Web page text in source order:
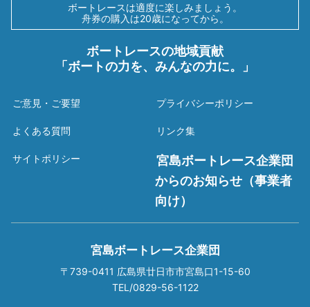
ボートレースは適度に楽しみましょう。
舟券の購入は20歳になってから。
ボートレースの地域貢献
「ボートの力を、みんなの力に。」
ご意見・ご要望
よくある質問
サイトポリシー
プライバシーポリシー
リンク集
宮島ボートレース企業団
からのお知らせ（事業者
向け）
宮島ボートレース企業団
〒739-0411 広島県廿日市市宮島口1-15-60
TEL/0829-56-1122